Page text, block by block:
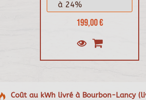
199,00 €
à 24%
Coût au kWh livré à Bourbon-Lancy